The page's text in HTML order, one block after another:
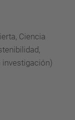
Ciencia
investigación)